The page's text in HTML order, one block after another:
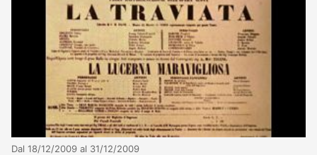
Dal 18/12/2009 al 31/12/2009